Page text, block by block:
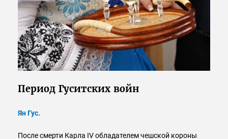
Период Гуситских войн
Ян Гус.
После смерти Карла IV обладателем чешской короны